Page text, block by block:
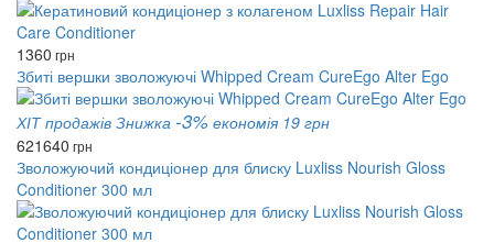
1360 грн
Збиті вершки зволожуючі Whipped Cream CureEgo Alter Ego
ХІТ продажів Знижка -3% економія 19 грн
621640 грн
Зволожуючий кондиціонер для блиску Luxliss Nourish Gloss
Conditioner 300 мл